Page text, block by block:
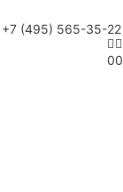
+7 (495) 565-35-22
00